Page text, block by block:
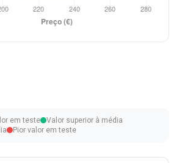
em teste
Valor superior à média
Pior valor em teste